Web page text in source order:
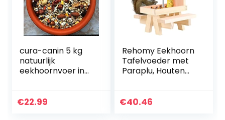
cura-canin 5 kg
natuurlijk
eekhoornvoer in
topklasse
€22.99
Rehomy Eekhoorn
Tafelvoeder met
Paraplu, Houten
Maïs Cob Houder
€40.46